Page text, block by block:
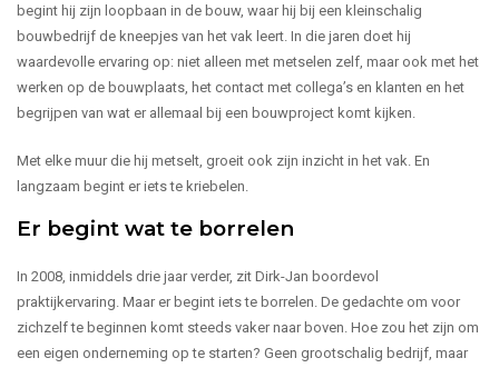
begint hij zijn loopbaan in de bouw, waar hij bij een kleinschalig
bouwbedrijf de kneepjes van het vak leert. In die jaren doet hij
waardevolle ervaring op: niet alleen met metselen zelf, maar ook met het
werken op de bouwplaats, het contact met collega’s en klanten en het
begrijpen van wat er allemaal bij een bouwproject komt kijken.
Met elke muur die hij metselt, groeit ook zijn inzicht in het vak. En
langzaam begint er iets te kriebelen.
Er begint wat te borrelen
In 2008, inmiddels drie jaar verder, zit Dirk-Jan boordevol
praktijkervaring. Maar er begint iets te borrelen. De gedachte om voor
zichzelf te beginnen komt steeds vaker naar boven. Hoe zou het zijn om
een eigen onderneming op te starten? Geen grootschalig bedrijf, maar